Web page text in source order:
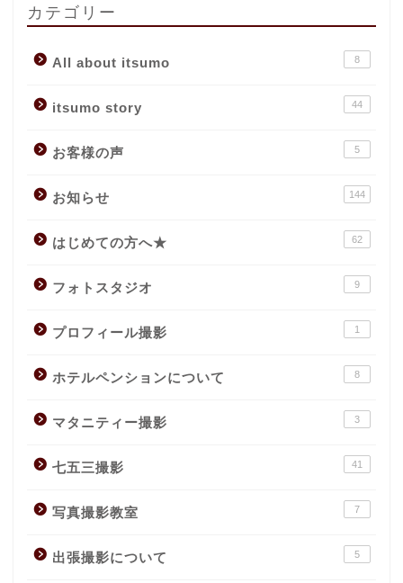
カテゴリー
All about itsumo 8
itsumo story 44
お客様の声 5
お知らせ 144
はじめての方へ★ 62
フォトスタジオ 9
プロフィール撮影 1
ホテルペンションについて 8
マタニティー撮影 3
七五三撮影 41
写真撮影教室 7
出張撮影について 5